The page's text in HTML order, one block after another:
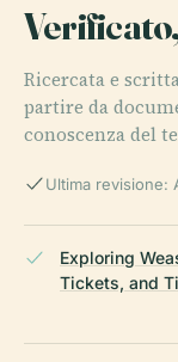
Verificato,
Ricercata e
partire da
conoscenza del
Ultima revisione:
Exploring
Tickets, and